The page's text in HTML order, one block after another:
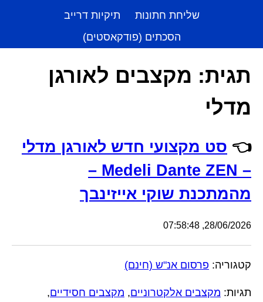
שליחת חתונות
תיקיות דרייב
הסכתים (פודקאסטים)
תגית: מקצבים לאורגן
מדלי
👈 סט מקצועי חדש לאורגן מדלי
– Medeli Dante ZEN –
מהמתכנת שוקי אייזינבך
28/06/2026, 07:58:48
קטגוריה: פרסום אנ"ש (חינם)
תגיות: מקצבים אלקטרוניים, מקצבים חסידיים,